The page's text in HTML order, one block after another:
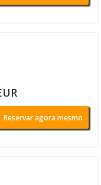
Reservar agora mesmo